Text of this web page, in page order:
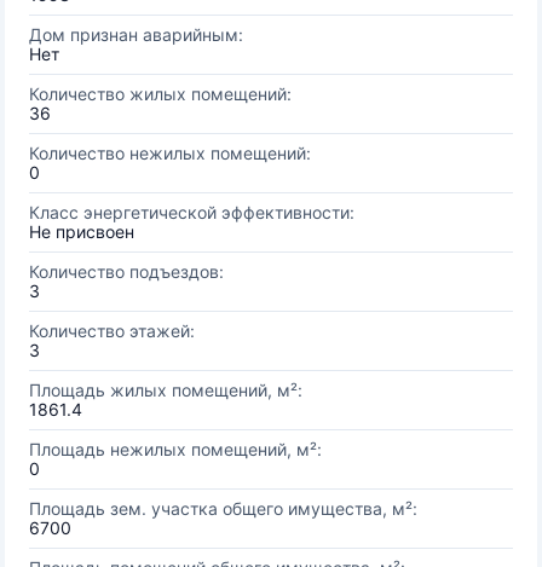
Дом признан аварийным:
Нет
Количество жилых помещений:
36
Количество нежилых помещений:
0
Класс энергетической эффективности:
Не присвоен
Количество подъездов:
3
Количество этажей:
3
Площадь жилых помещений, м²:
1861.4
Площадь нежилых помещений, м²:
0
Площадь зем. участка общего имущества, м²:
6700